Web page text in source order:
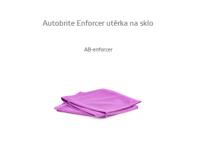
Autobrite Enforcer utěrka na sklo
AB-enforcer